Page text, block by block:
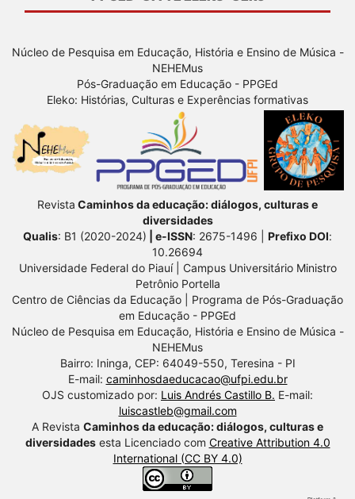
Núcleo de Pesquisa em Educação, História e Ensino de Música -
NEHEMus
Pós-Graduação em Educação - PPGEd
Eleko: Histórias, Culturas e Experências formativas
Revista Caminhos da educação: diálogos, culturas e
diversidades
Qualis: B1 (2020-2024) | e-ISSN: 2675-1496 | Prefixo DOI:
10.26694
Universidade Federal do Piauí | Campus Universitário Ministro
Petrônio Portella
Centro de Ciências da Educação | Programa de Pós-Graduação
em Educação - PPGEd
Núcleo de Pesquisa em Educação, História e Ensino de Música -
NEHEMus
Bairro: Ininga, CEP: 64049-550, Teresina - PI
E-mail: caminhosdaeducacao@ufpi.edu.br
OJS customizado por: Luis Andrés Castillo B. E-mail:
luiscastleb@gmail.com
A Revista Caminhos da educação: diálogos, culturas e
diversidadesesta Licenciado com Creative Attribution 4.0
International (CC BY 4.0)